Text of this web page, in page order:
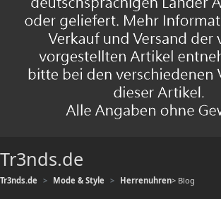
Tr3nds.de
Tr3nds.de Mode & Style Herrenuhren> Blog